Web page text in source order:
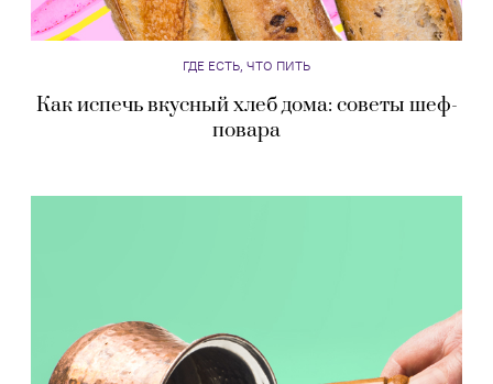
ГДЕ ЕСТЬ, ЧТО ПИТЬ
Как испечь вкусный хлеб дома: советы шеф-
повара